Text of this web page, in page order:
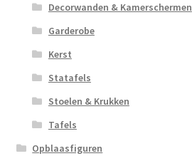
Decorwanden & Kamerschermen
Garderobe
Kerst
Statafels
Stoelen & Krukken
Tafels
Opblaasfiguren